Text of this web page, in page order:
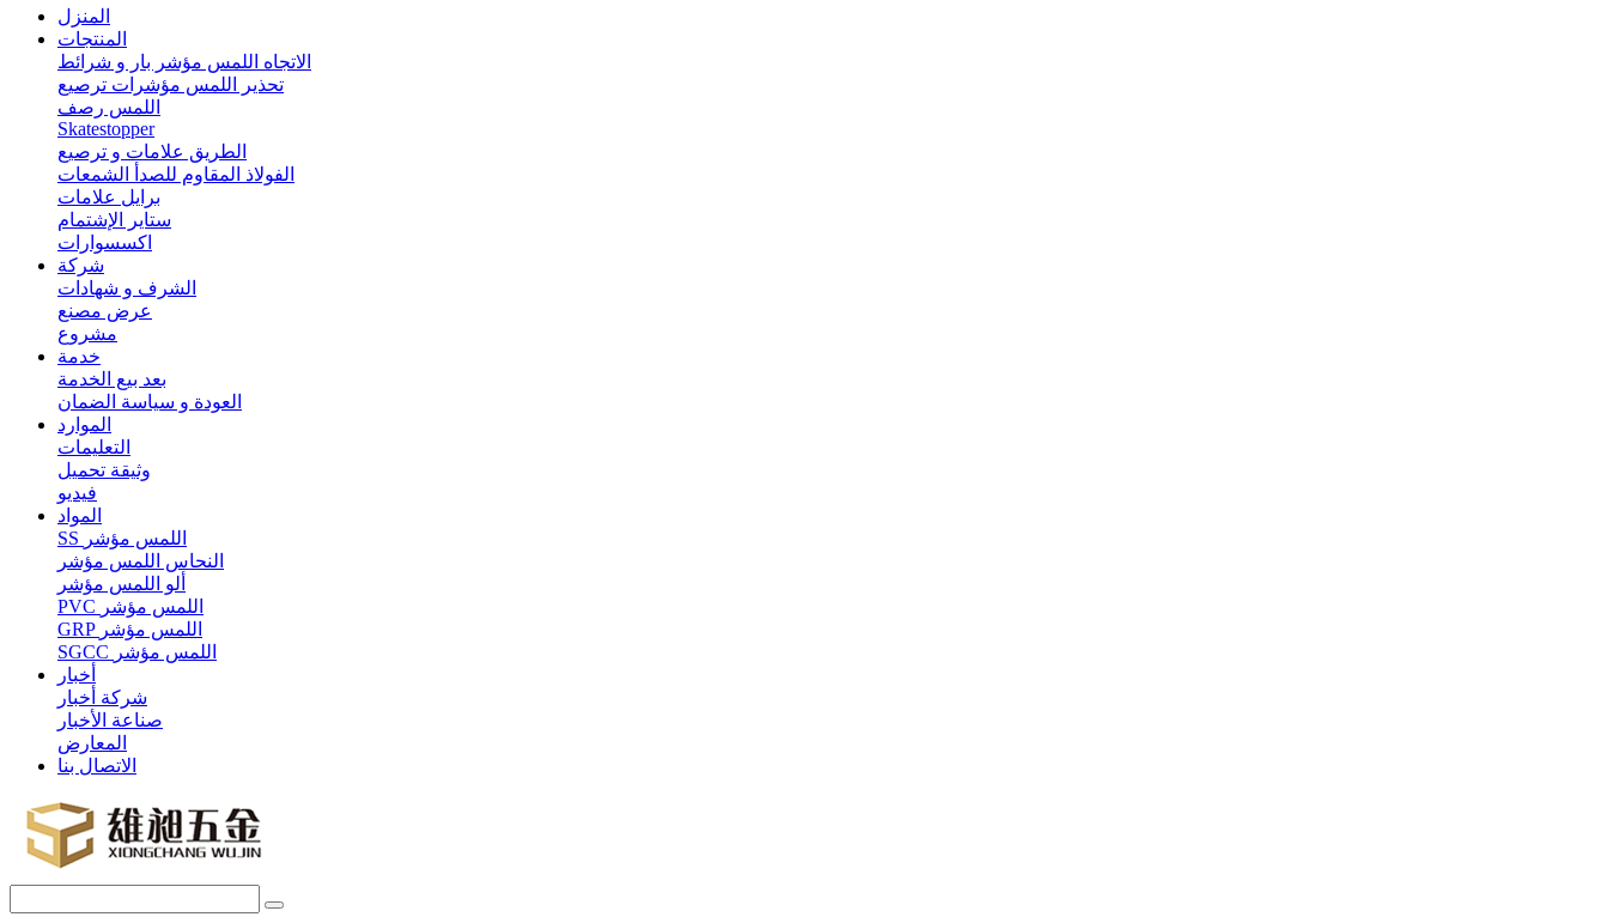
المنزل
المنتجات
الاتجاه اللمس مؤشر بار و شرائط
تحذير اللمس مؤشرات ترصيع
اللمس رصف
Skatestopper
الطريق علامات و ترصيع
الفولاذ المقاوم للصدأ الشمعات
برايل علامات
ستاير الإشتمام
اكسسوارات
شركة
الشرف و شهادات
عرض مصنع
مشروع
خدمة
بعد بيع الخدمة
العودة و سياسة الضمان
الموارد
التعليمات
وثيقة تحميل
فيديو
المواد
SS اللمس مؤشر
النحاس اللمس مؤشر
ألو اللمس مؤشر
PVC اللمس مؤشر
GRP اللمس مؤشر
SGCC اللمس مؤشر
أخبار
شركة أخبار
صناعة الأخبار
المعارض
الاتصال بنا